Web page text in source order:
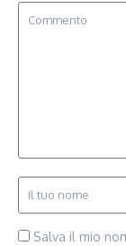
Salva il mio